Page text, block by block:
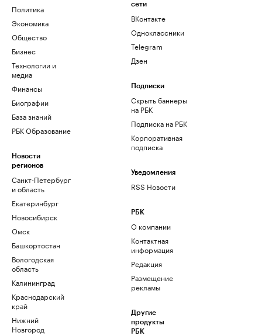
Политика
Экономика
Общество
Бизнес
Технологии и
медиа
Финансы
Биографии
База знаний
РБК Образование
Новости
регионов
Санкт-Петербург
и область
Екатеринбург
Новосибирск
Омск
Башкортостан
Вологодская
область
Калининград
Краснодарский
край
Нижний
Новгород
сети
ВКонтакте
Одноклассники
Telegram
Дзен
Подписки
Скрыть баннеры
на РБК
Подписка на РБК
Корпоративная
подписка
Уведомления
RSS Новости
РБК
О компании
Контактная
информация
Редакция
Размещение
рекламы
Другие
продукты
РБК